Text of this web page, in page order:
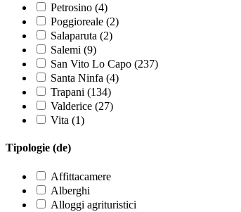
Petrosino (4)
Poggioreale (2)
Salaparuta (2)
Salemi (9)
San Vito Lo Capo (237)
Santa Ninfa (4)
Trapani (134)
Valderice (27)
Vita (1)
Tipologie (de)
Affittacamere
Alberghi
Alloggi agrituristici